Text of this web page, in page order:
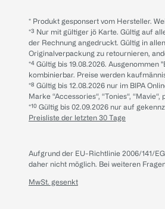
* Produkt gesponsert vom Hersteller.
*³ Nur mit gültiger jö Karte. Gültig auf
der Rechnung angedruckt. Gültig in
Originalverpackung zu retournieren,
*⁴ Gültig bis 19.08.2026.
kombinierbar. Preise werden
*⁸ Gültig bis 12.08.2026 nur im BIPA
Marke “Accessories“, “Tonies“,
*¹⁰ Gültig bis 02.09.2026 nur auf
Preisliste der letzten 30 Tage
Aufgrund der EU-Richtlinie 2006/141/
daher nicht möglich. Bei weiteren
MwSt. gesenkt